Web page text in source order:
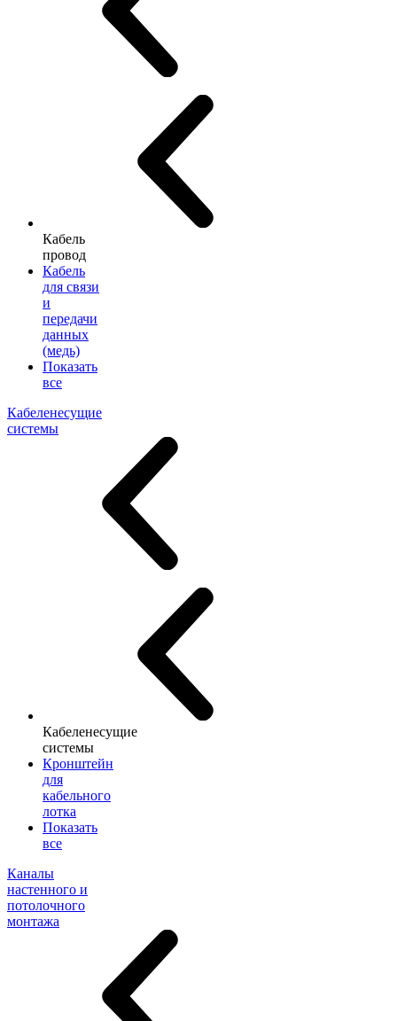
Кабель
провод
Кабель
для связи
и
передачи
данных
(медь)
Показать
все
Кабеленесущие
системы
Кабеленесущие
системы
Кронштейн
для
кабельного
лотка
Показать
все
Каналы
настенного и
потолочного
монтажа